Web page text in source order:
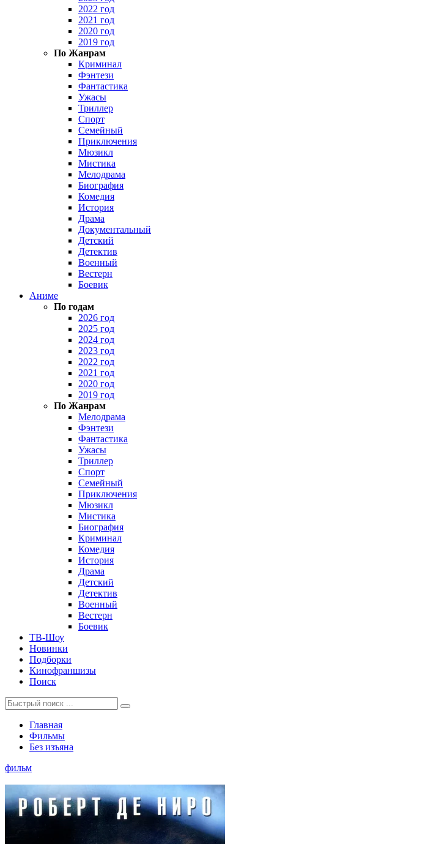
2022 год
2021 год
2020 год
2019 год
По Жанрам
Криминал
Фэнтези
Фантастика
Ужасы
Триллер
Спорт
Семейный
Приключения
Мюзикл
Мистика
Мелодрама
Биография
Комедия
История
Драма
Документальный
Детский
Детектив
Военный
Вестерн
Боевик
Аниме
По годам
2026 год
2025 год
2024 год
2023 год
2022 год
2021 год
2020 год
2019 год
По Жанрам
Мелодрама
Фэнтези
Фантастика
Ужасы
Триллер
Спорт
Семейный
Приключения
Мюзикл
Мистика
Биография
Криминал
Комедия
История
Драма
Детский
Детектив
Военный
Вестерн
Боевик
ТВ-Шоу
Новинки
Подборки
Кинофраншизы
Поиск
Главная
Фильмы
Без изъяна
фильм